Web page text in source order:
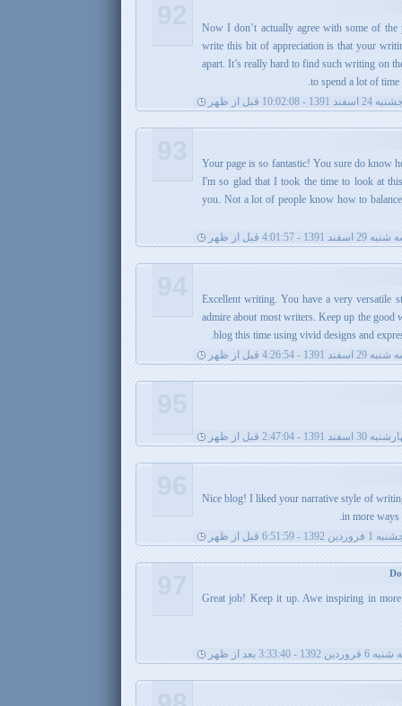
. Now I don’t actually agree with some of
write this bit of appreciation is that your
apart. It’s really hard to find such writing on
to spend a lot of
1391 - 10:02:08 قبل از ظهر
Your page is so fantastic! You sure do know
I'm so glad that I took the time to look at
you. Not a lot of people know how to
اسفند 1391 - 4:01:57 قبل از ظهر
3 Excellent writing. You have a very
admire about most writers. Keep up the
blog this time using vivid designs and
اسفند 1391 - 4:26:54 قبل از ظهر
اسفند 1391 - 2:47:04 قبل از ظهر
Nice blog! I liked your narrative style of
in more ways
1392 - 6:51:59 قبل از ظهر
Great job! Keep it up. Awe inspiring in
1392 - 3:33:40 بعد از ظهر